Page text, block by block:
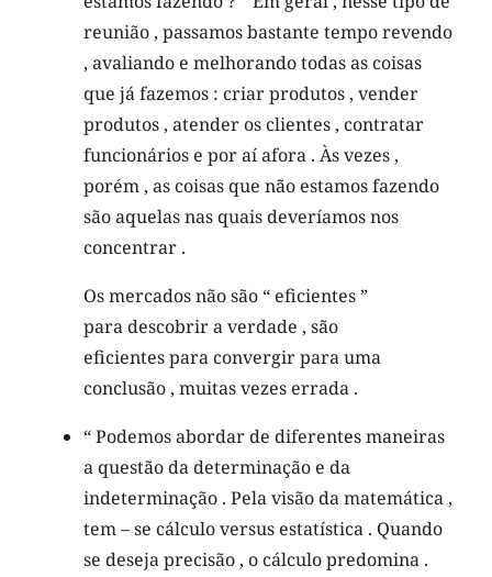
reunião , passamos bastante tempo revendo
, avaliando e melhorando todas as coisas
que já fazemos : criar produtos , vender
produtos , atender os clientes , contratar
funcionários e por aí afora . Às vezes ,
porém , as coisas que não estamos fazendo
são aquelas nas quais deveríamos nos
concentrar .
Os mercados não são “ eficientes ”
para descobrir a verdade , são
eficientes para convergir para uma
conclusão , muitas vezes errada .
“ Podemos abordar de diferentes maneiras
a questão da determinação e da
indeterminação . Pela visão da matemática ,
tem – se cálculo versus estatística . Quando
se deseja precisão , o cálculo predomina .